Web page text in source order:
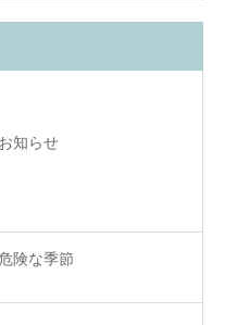
知らせ
険な季節